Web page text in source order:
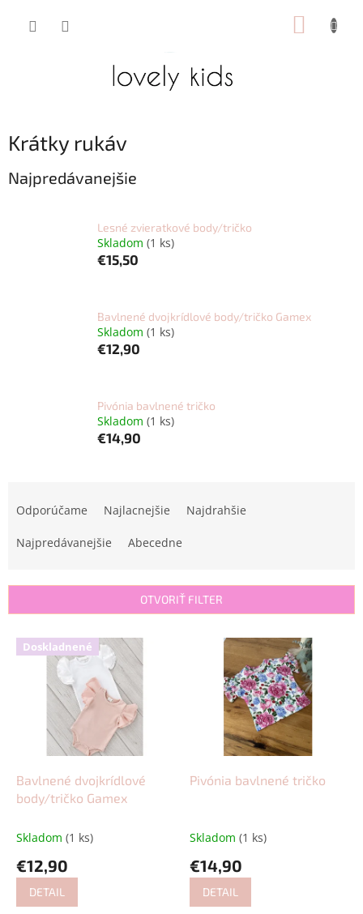
Krátky rukáv
Najpredávanejšie
Lesné zvieratkové body/tričko
Skladom (1 ks)
€15,50
Bavlnené dvojkrídlové body/tričko Gamex
Skladom (1 ks)
€12,90
Pivónia bavlnené tričko
Skladom (1 ks)
€14,90
p
Odporúčame Najlacnejšie Najdrahšie
Najpredávanejšie Abecedne
OTVORIŤ FILTER
V Doskladnené
Bavlnené dvojkrídlové
body/tričko Gamex
Skladom (1 ks)
€12,90
DETAIL
Pivónia bavlnené tričko
Skladom (1 ks)
€14,90
DETAIL